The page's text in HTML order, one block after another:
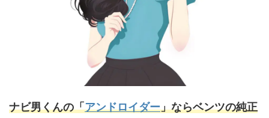
ナビ男くんの「アンドロイダー」ならベンツの純正